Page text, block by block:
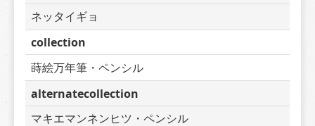
ネッタイギョ
collection
蒔絵万年筆・ペンシル
alternatecollection
マキエマンネンヒツ・ペンシル